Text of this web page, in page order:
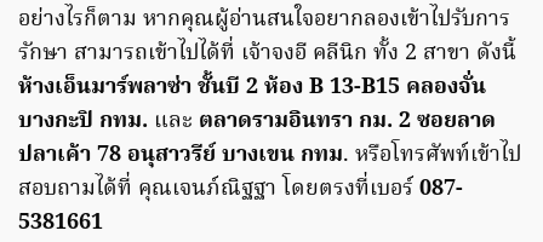
อย่างไรก็ตาม หากคุณผู้อ่านสนใจอยากลองเข้าไปรับการ
รักษา สามารถเข้าไปได้ที่ เจ้าจงอี คลีนิก ทั้ง 2 สาขา ดังนี้
ห้างเอ็นมาร์พลาซ่า ชั้นบี 2 ห้อง B 13-B15 คลองจั่น
บางกะปิ กทม. และ ตลาดรามอินทรา กม. 2 ซอยลาด
ปลาเค้า 78 อนุสาวรีย์ บางเขน กทม. หรือโทรศัพท์เข้าไป
สอบถามได้ที่ คุณเจนภ์ณิฐฐา โดยตรงที่เบอร์087-
5381661